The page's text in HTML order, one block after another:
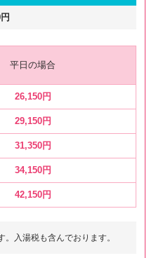
平日の場合
26,150円
29,150円
31,350円
34,150円
42,150円
入湯税も含んでおります。